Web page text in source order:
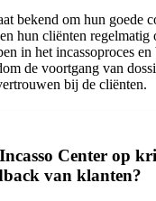
bekend om hun goede
hun cliënten regelmatig
in het incassoproces en
de voortgang van
bij de cliënten.
Center op
van klanten?